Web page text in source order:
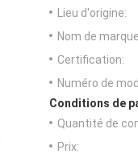
Lieu d'origine:
Nom de
Certification:
Numéro de
Conditions de
Quantité de
Prix: